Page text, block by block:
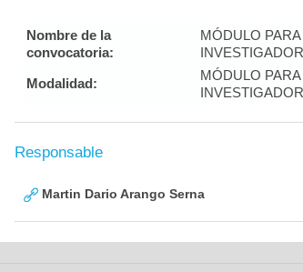
Nombre de la
convocatoria:
MÓDULO
Modalidad:
MÓDULO
Responsable
Martin Dario Arango Serna